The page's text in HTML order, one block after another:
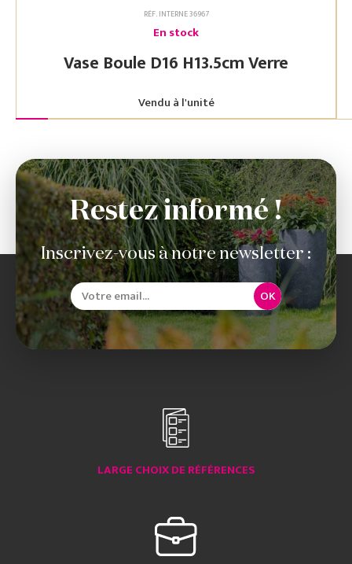
RÉF. INTERNE 36967
En stock
Vase Boule D16 H13.5cm Verre
Vendu à l'unité
Restez informé !
Inscrivez-vous à notre newsletter :
OK
LARGE CHOIX DE RÉFÉRENCES